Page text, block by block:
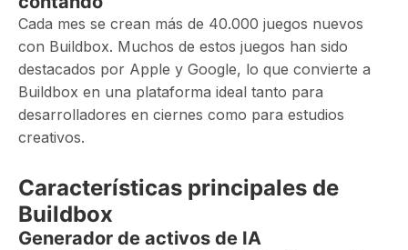
Cada mes se crean más de 40.000 juegos nuevos
con Buildbox. Muchos de estos juegos han sido
destacados por Apple y Google, lo que convierte a
Buildbox en una plataforma ideal tanto para
desarrolladores en ciernes como para estudios
creativos.
Características principales de
Buildbox
Generador de activos de IA